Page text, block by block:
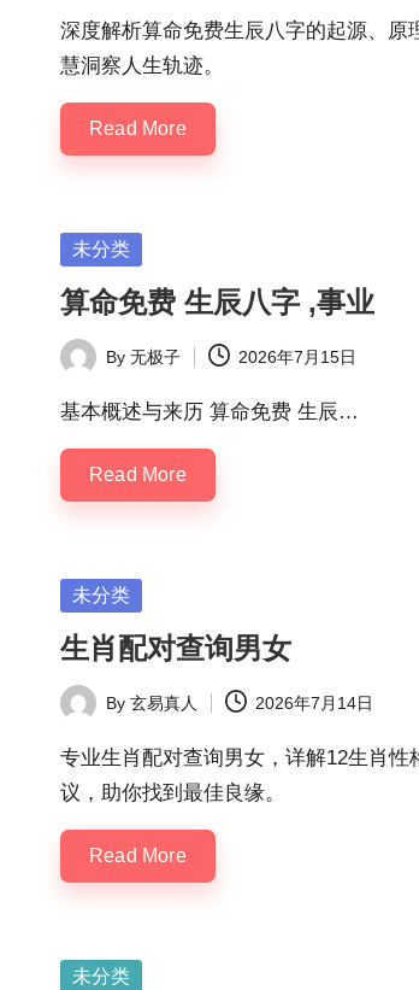
by
深度解析算命免费生辰八字的起源、
慧洞察人生轨迹。
Read More
Posted
未分类
算命免费 生辰八字 ,事业
Posted
by
By 无极子 2026年7月15日
基本概述与来历 算命免费 生辰…
Read More
Posted
未分类
生肖配对查询男女
Posted
by
By 玄易真人 2026年7月14日
专业生肖配对查询男女，详解12生肖
议，助你找到最佳良缘。
Read More
Posted
未分类